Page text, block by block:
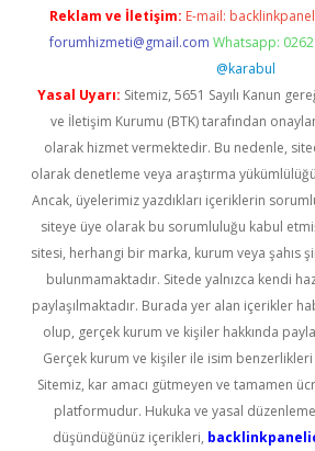
Reklam ve İletişim: E-mail:
forumhizmeti@gmail.com Whatsapp:
@karabul
Yasal Uyarı: Sitemiz, 5651 Sayılı Kanun
ve İletişim Kurumu (BTK) tarafından
olarak hizmet vermektedir. Bu nedenle,
olarak denetleme veya araştırma
Ancak, üyelerimiz yazdıkları içeriklerin
siteye üye olarak bu sorumluluğu kabul
sitesi, herhangi bir marka, kurum veya şahıs
bulunmamaktadır. Sitede yalnızca kendi
paylaşılmaktadır. Burada yer alan içerikler
olup, gerçek kurum ve kişiler hakkında
Gerçek kurum ve kişiler ile isim
Sitemiz, kar amacı gütmeyen ve tamamen
platformudur. Hukuka ve yasal
düşündüğünüz içerikleri,